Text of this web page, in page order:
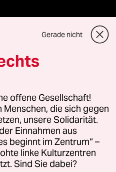
GmbH
Fragen oder für Genehmigungen
Kommune-Richtlinien
Impressum AGB
Gerade nicht
offene Gesellschaft!
die sich gegen
unsere Solidarität.
Einnahmen aus
beginnt im Zentrum“ –
linke Kulturzentren
Sind Sie dabei?